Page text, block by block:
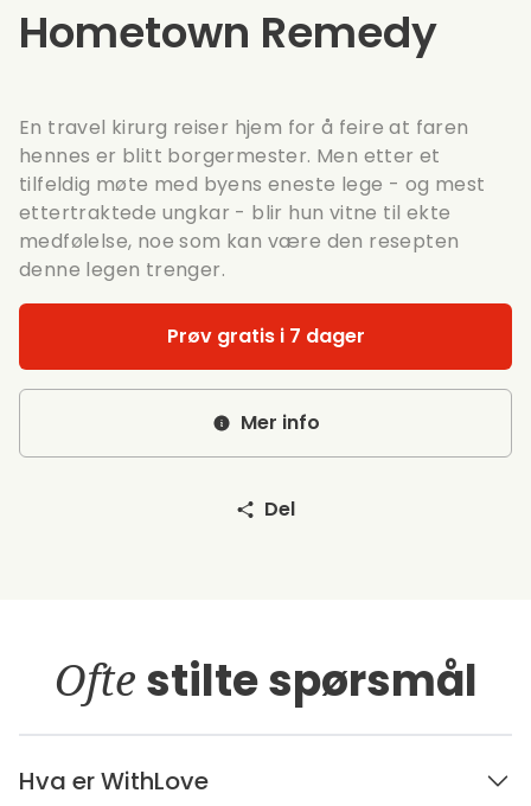
Hometown Remedy
En travel kirurg reiser hjem for å feire at faren
hennes er blitt borgermester. Men etter et
tilfeldig møte med byens eneste lege - og mest
ettertraktede ungkar - blir hun vitne til ekte
medfølelse, noe som kan være den resepten
denne legen trenger.
Prøv gratis i 7 dager
Mer info
Del
Ofte stilte spørsmål
Hva er WithLove